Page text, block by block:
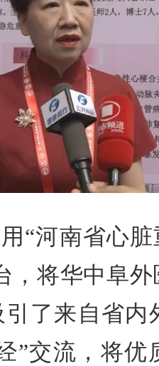
“河南省心
，将华中阜
了来自省
”交流，将